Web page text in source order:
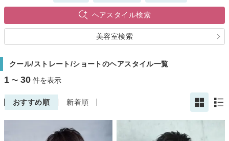
ヘアスタイル検索
美容室検索
クール/ストレート/ショートのヘアスタイル一覧
1 〜 30 件を表示
おすすめ順 新着順